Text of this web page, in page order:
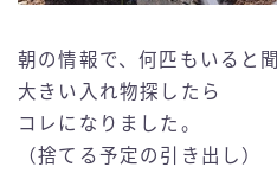
朝の情報で、何匹もいると
大きい入れ物探したら
コレになりました。
（捨てる予定の引き出し）